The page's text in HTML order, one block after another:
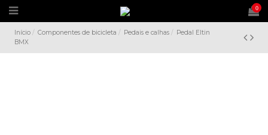
0
Início Componentes de bicicleta Pedais e calhas
Pedal Eltin
BMX